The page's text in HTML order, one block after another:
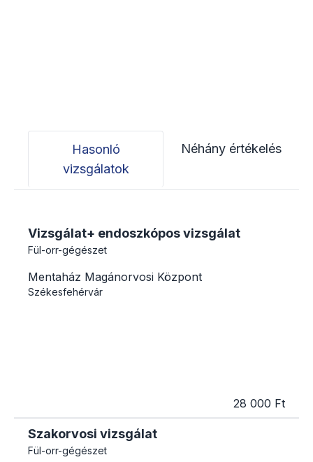
Hasonló
vizsgálatok
Néhány értékelés
Vizsgálat+ endoszkópos vizsgálat
Fül-orr-gégészet
Mentaház Magánorvosi Központ
Székesfehérvár
28 000 Ft
Szakorvosi vizsgálat
Fül-orr-gégészet